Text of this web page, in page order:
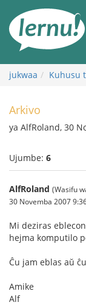
maudhui
jukwaa Kuhusu
Arkivo
ya AlfRoland, 30
Ujumbe: 6
AlfRoland (Wasifu
30 Novemba 2007
Mi deziras
hejma komputilo
Ĉu jam eblas aŭ
Amike
Alf